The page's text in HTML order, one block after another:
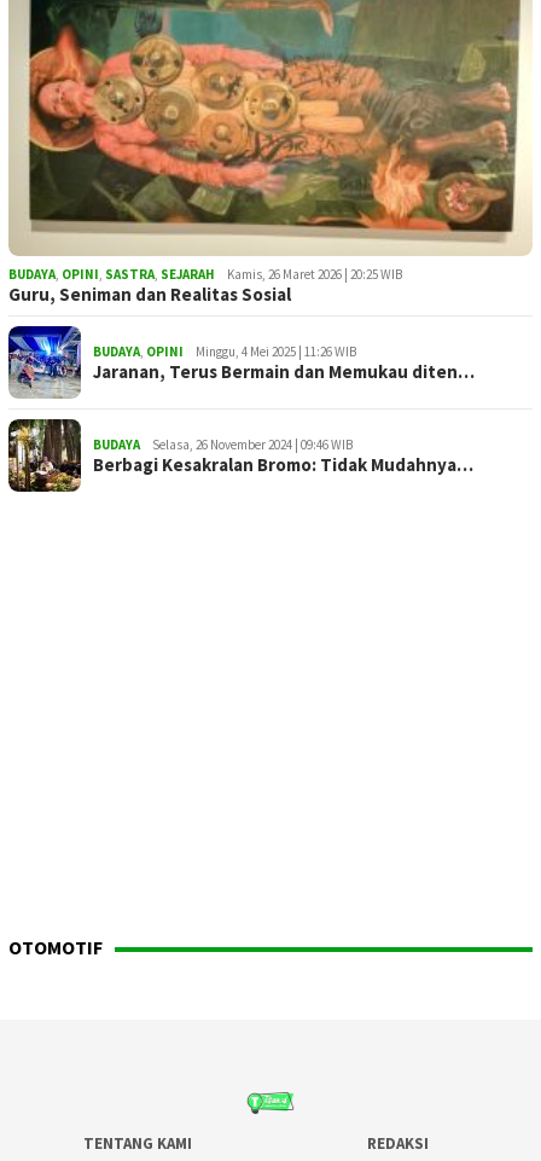
BUDAYA, OPINI, SASTRA, SEJARAH Kamis, 26 Maret 2026 | 20:25 WIB
Guru, Seniman dan Realitas Sosial
BUDAYA, OPINI Minggu, 4 Mei 2025 | 11:26 WIB
Jaranan, Terus Bermain dan Memukau diten…
BUDAYA Selasa, 26 November 2024 | 09:46 WIB
Berbagi Kesakralan Bromo: Tidak Mudahnya…
OTOMOTIF
TENTANG KAMI REDAKSI